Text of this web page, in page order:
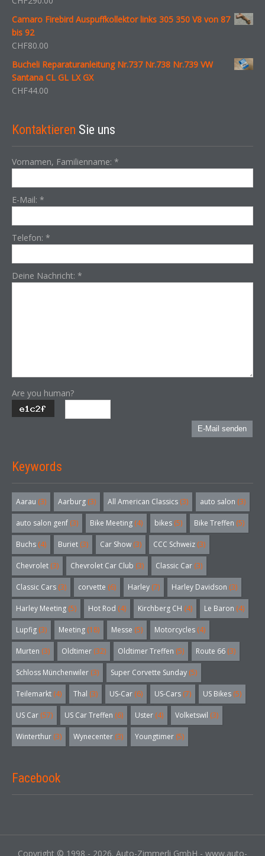
Camaro Firebird Auspuffkollektor links 305 350 V8 von 87
bis 92
CHF80.00
Bucheli Reparaturanleitung Nr.737 Nr.738 Nr.739 VW
Santana CL GL LX GX
CHF44.00
Kontaktieren Sie uns
Vornamen, Familienname: *
E-Mail: *
Telefon: *
Deine Nachricht: *
Are you human?
E-Mail senden
Keywords
Aarau (3) Aarburg (3) All American Classics (3) auto salon (3)
auto salon genf (3) Bike Meeting (4) bikes (5) Bike Treffen (5)
Buchs (4) Buriet (3) Car Show (3) CCC Schweiz (3)
Chevrolet (3) Chevrolet Car Club (3) Classic Car (3)
Classic Cars (3) corvette (6) Harley (7) Harley Davidson (3)
Harley Meeting (5) Hot Rod (4) Kirchberg CH (4) Le Baron (4)
Lupfig (3) Meeting (18) Messe (5) Motorcycles (4)
Murten (3) Oldtimer (32) Oldtimer Treffen (5) Route 66 (3)
Schloss Münchenwiler (3) Super Corvette Sunday (5)
Teilemarkt (4) Thal (3) US-Car (6) US-Cars (7) US Bikes (5)
US Car (57) US Car Treffen (6) Uster (4) Volketswil (3)
Winterthur (3) Wynecenter (3) Youngtimer (5)
Facebook
Copyright © 1998 - 2026. Auto-Zimmerli GmbH - www.auto-